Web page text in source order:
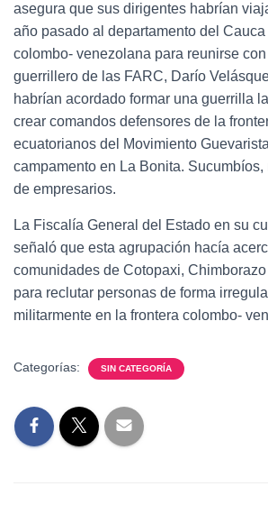
asegura que sus dirigentes habrían
año pasado al departamento del Cauca
colombo- venezolana para reunirse
guerrillero de las FARC, Darío
habrían acordado formar una guerrilla
crear comandos defensores de la
ecuatorianos del Movimiento
campamento en La Bonita.
de empresarios.
La Fiscalía General del Estado en su
señaló que esta agrupación hacía
comunidades de Cotopaxi,
para reclutar personas de forma
militarmente en la frontera colombo-
Categorías: SIN CATEGORÍA